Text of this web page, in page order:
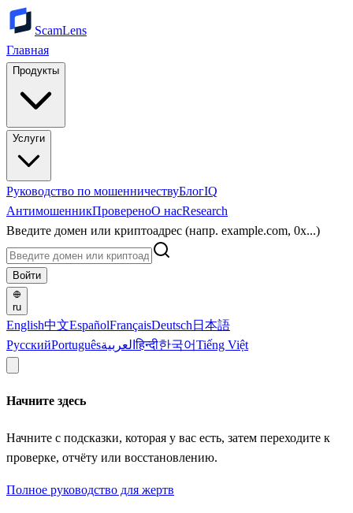
ScamLens
Главная
Продукты
Услуги
Руководство по мошенничествуБлогIQ
АнтимошенникПровереноО насResearch
Введите домен или криптоадрес (напр. example.com, 0x...)
Войти
ru
English中文EspañolFrançaisDeutsch 日本語
РусскийPortuguêsالعربيةहिन्दी한국어Tiếng Việt
Начните здесь
Начните с подсказки, которая у вас есть, затем переходите к
проверке, отчёту или восстановлению.
Полное руководство для жертв